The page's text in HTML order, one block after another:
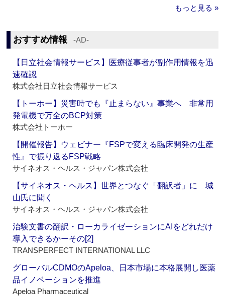
もっと見る »
おすすめ情報 ‐AD‐
【日立社会情報サービス】医療従事者が副作用情報を迅
速確認
株式会社日立社会情報サービス
【トーホー】災害時でも『止まらない』事業へ 非常用
発電機で万全のBCP対策
株式会社トーホー
【開催報告】ウェビナー『FSPで変える臨床開発の生産
性』で振り返るFSP戦略
サイネオス・ヘルス・ジャパン株式会社
【サイネオス・ヘルス】世界とつなぐ「翻訳者」に 城
山氏に聞く
サイネオス・ヘルス・ジャパン株式会社
治験文書の翻訳・ローカライゼーションにAIをどれだけ
導入できるかーその[2]
TRANSPERFECT INTERNATIONAL LLC
グローバルCDMOのApeloa、日本市場に本格展開し医薬
品イノベーションを推進
Apeloa Pharmaceutical